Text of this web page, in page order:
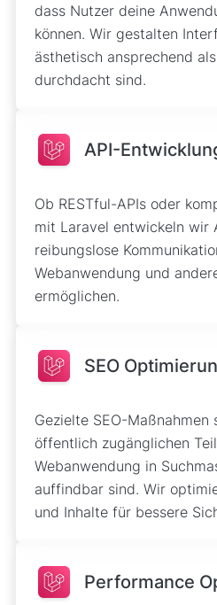
dass Nutzer deine
können. Wir gestalten
ästhetisch ansprechend
durchdacht sind.
API-
Ob RESTful-APIs oder
mit Laravel entwickeln wir
reibungslose
Webanwendung und
ermöglichen.
SEO
Gezielte SEO-
öffentlich zugänglichen
Webanwendung in
auffindbar sind. Wir
und Inhalte für bessere
Performance